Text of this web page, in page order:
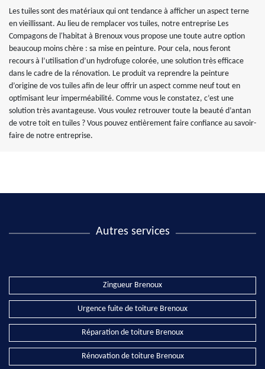
Les tuiles sont des matériaux qui ont tendance à afficher un aspect terne
en vieillissant. Au lieu de remplacer vos tuiles, notre entreprise Les
Compagons de l'habitat à Brenoux vous propose une toute autre option
beaucoup moins chère : sa mise en peinture. Pour cela, nous feront
recours à l’utilisation d’un hydrofuge colorée, une solution très efficace
dans le cadre de la rénovation. Le produit va reprendre la peinture
d’origine de vos tuiles afin de leur offrir un aspect comme neuf tout en
optimisant leur imperméabilité. Comme vous le constatez, c’est une
solution très avantageuse. Vous voulez retrouver toute la beauté d’antan
de votre toit en tuiles ? Vous pouvez entièrement faire confiance au savoir-
faire de notre entreprise.
Autres services
Zingueur Brenoux
Urgence fuite de toiture Brenoux
Réparation de toiture Brenoux
Rénovation de toiture Brenoux